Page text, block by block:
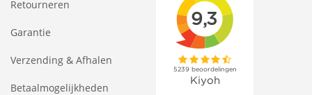
Retourneren
Garantie
Verzending & Afhalen
Betaalmogelijkheden